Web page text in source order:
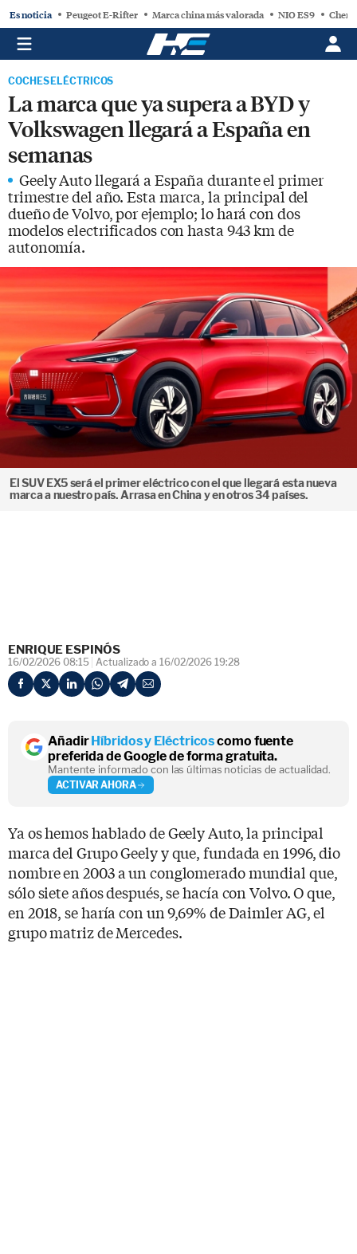
Es noticia Peugeot E-Rifter Marca china más valorada NIO ES9 Chery
COCHES ELÉCTRICOS
La marca que ya supera a BYD y
Volkswagen llegará a España en
semanas
Geely Auto llegará a España durante el primer
trimestre del año. Esta marca, la principal del
dueño de Volvo, por ejemplo; lo hará con dos
modelos electrificados con hasta 943 km de
autonomía.
El SUV EX5 será el primer eléctrico con el que llegará esta nueva
marca a nuestro país. Arrasa en China y en otros 34 países.
ENRIQUE ESPINÓS
16/02/2026 08:15 Actualizado a 16/02/2026 19:28
AñadirHíbridos y Eléctricoscomo fuente
preferida de Google de forma gratuita.
Mantente informado con las últimas noticias de actualidad.
ACTIVAR AHORA
Ya os hemos hablado de Geely Auto, la principal
marca del Grupo Geely y que, fundada en 1996, dio
nombre en 2003 a un conglomerado mundial que,
sólo siete años después, se hacía con Volvo. O que,
en 2018, se haría con un 9,69% de Daimler AG, el
grupo matriz de Mercedes.